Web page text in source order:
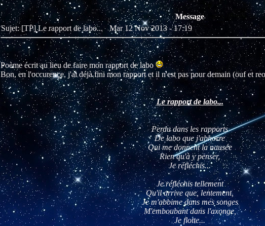
Message
Sujet: [TP] Le rapport de labo...Mar 12 Nov 2013 - 17:19
Poème écrit au lieu de faire mon rapport de labo
Bon, en l'occurençe, j'ai déjà fini mon rapport et il n'est pas pour demain (ouf et
Le rapport de labo...
Perdu dans les rapports
De labo que j'abhorre
Qui me donnent la nausée
Rien qu'à y penser,
Je réfléchis...
Je réfléchis tellement
Qu'il arrive que, lentement,
Je m'abbime dans mes songes
M'emboubant dans l'axonge,
Je flotte...